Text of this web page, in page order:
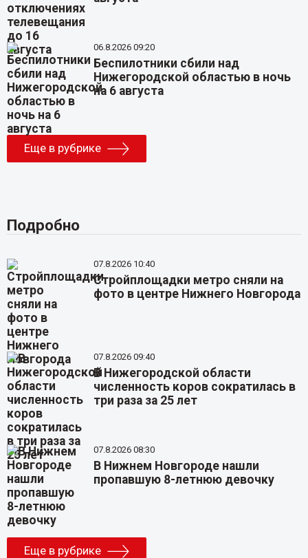
06.8.2026 09:20
Беспилотники сбили над
Нижегородской областью в ночь
на 6 августа
Еще в рубрике
Подробно
07.8.2026 10:40
Стройплощадки метро сняли на
фото в центре Нижнего Новгорода
07.8.2026 09:40
В Нижегородской области
численность коров сократилась в
три раза за 25 лет
07.8.2026 08:30
В Нижнем Новгороде нашли
пропавшую 8-летнюю девочку
Еще в рубрике